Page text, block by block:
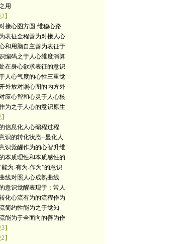
用
】
接心图方圆-维稳心路
表征全程善为对接人心
和用脑自主善为表征于
编码之于人心维度演算
在身心欲求表征的意识
人心气度的心性三重觉
外放对照心图的内方外
应心智和心灵于人心核
为之于人心的意识原生
信息化人心编程过程
识的转化状态--显化人
识觉醒作为的心智升维
本质理性和本质感性的
能为-有为-作为”的意识
线对照人心成熟曲线
意识觉醒表现于：常人
化心流有为的流程作为
简约性能为之于觉知
能为于全面向的善为作
】
】